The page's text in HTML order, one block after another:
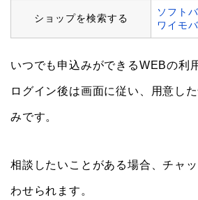
ショップを検索する
ソフト
ワイモ
いつでも申込みができるWEBの利
ログイン後は画面に従い、用意し
みです。
相談したいことがある場合、チャ
わせられます。